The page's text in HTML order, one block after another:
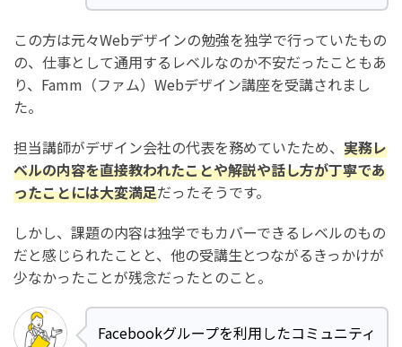
この方は元々Webデザインの勉強を独学で行っていたもの
の、仕事として通用するレベルなのか不安だったこともあ
り、Famm（ファム）Webデザイン講座を受講されまし
た。
担当講師がデザイン会社の代表を務めていたため、 実務レ
ベルの内容を直接教われたことや解説や話し方が丁寧であ
ったことには大変満足だったそうです。
しかし、課題の内容は独学でもカバーできるレベルのもの
だと感じられたことと、他の受講生とつながるきっかけが
少なかったことが残念だったとのこと。
Facebookグループを利用したコミュニティ